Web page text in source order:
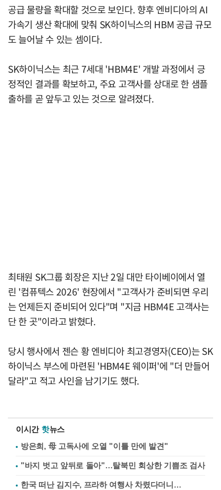
공급 물량을 확대할 것으로 보인다. 향후 엔비디아의 AI
가속기 생산 확대에 맞춰 SK하이닉스의 HBM 공급 규모
도 늘어날 수 있는 셈이다.
SK하이닉스는 최근 7세대 'HBM4E' 개발 과정에서 긍
정적인 결과를 확보하고, 주요 고객사를 상대로 한 샘플
출하를 곧 앞두고 있는 것으로 알려졌다.
최태원 SK그룹 회장은 지난 2일 대만 타이베이에서 열
린 '컴퓨텍스 2026' 현장에서 "고객사가 준비되면 우리
는 언제든지 준비되어 있다"며 "지금 HBM4E 고객사는
단 한 곳"이라고 밝혔다.
당시 행사에서 젠슨 황 엔비디아 최고경영자(CEO)는 SK
하이닉스 부스에 마련된 'HBM4E 웨이퍼'에 "더 만들어
달라"고 적고 사인을 남기기도 했다.
이시간 핫뉴스
방은희, 母 고독사에 오열 "이틀 만에 발견"
"바지 벗고 앞뒤로 돌아"…탈북민 회상한 기쁨조 검사
한국 떠난 김지수, 프라하 여행사 차렸다더니…